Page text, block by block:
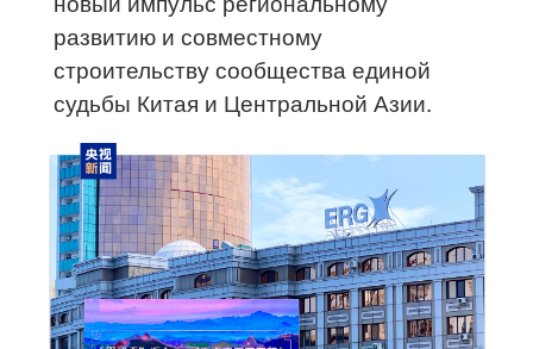
развитию и совместному
строительству сообщества единой
судьбы Китая и Центральной Азии.